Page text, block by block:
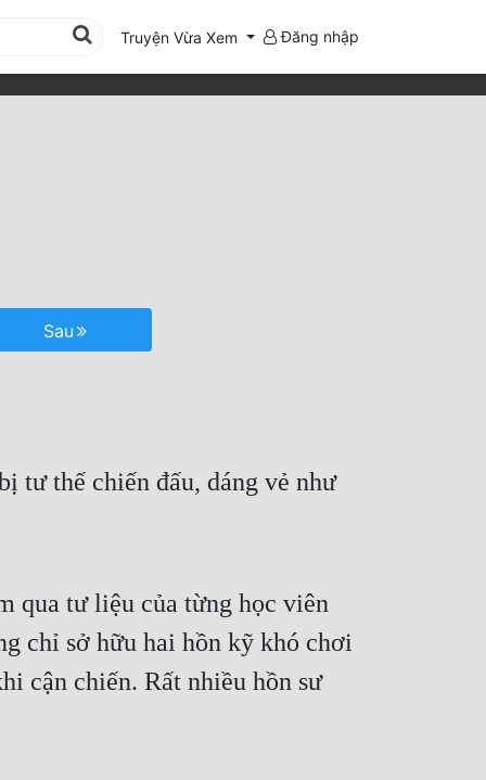
Truyện Vừa Xem Đăng nhập
Sau
tư thế chiến đấu, dáng vẻ như
qua tư liệu của từng học viên
chỉ sở hữu hai hồn kỹ khó chơi
cận chiến. Rất nhiều hồn sư